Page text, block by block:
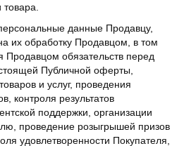
данные Продавцу,
их обработку Продавцом, в том
Продавцом обязательств перед
Публичной оферты,
и услуг, проведения
контроля результатов
поддержки, организации
проведение розыгрышей призов
удовлетворенности Покупателя,